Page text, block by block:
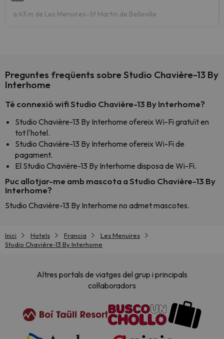
a 43 m de Les Menuires-St Martin de Belleville
Preguntes freqüents sobre Studio Chavière-13 By
Interhome
Té connexió wifi Studio Chavière-13 By Interhome?
Studio Chavière-13 By Interhome ofereix Wi-Fi gratuït en
tot l'hotel.
Studio Chavière-13 By Interhome ofereix Wi-Fi de
pagament.
El Studio Chavière-13 By Interhome disposa de Wi-Fi.
Puc allotjar-me amb mascota a Studio Chavière-13 By
Interhome?
Studio Chavière-13 By Interhome no admet mascotes.
Inici Hotels Francia
Les Menuires
Studio Chavière-13 By Interhome
Altres portals de viatges del grup i principals
col·laboradors